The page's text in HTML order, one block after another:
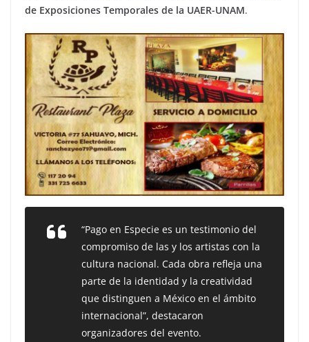
de Exposiciones Temporales de la UAER-UNAM.
“Pago en Especie es un testimonio del
compromiso de las y los artistas con la
cultura nacional. Cada obra refleja una
parte de la identidad y la creatividad
que distinguen a México en el ámbito
internacional”, destacaron
organizadores del evento.